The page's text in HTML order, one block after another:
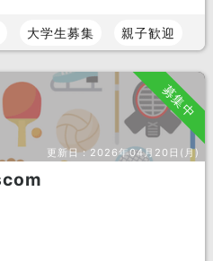
大学生募集 親子歓迎
募集中
更新日：2026年04月20日(月)